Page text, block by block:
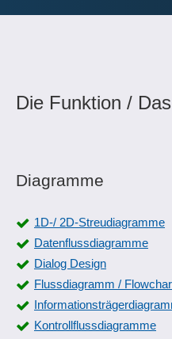
Die Funktion /
Diagramme
1D-/ 2D-Streudiagramme
Datenflussdiagramme
Dialog Design
Flussdiagramm /
Kontrollflussdiagramme